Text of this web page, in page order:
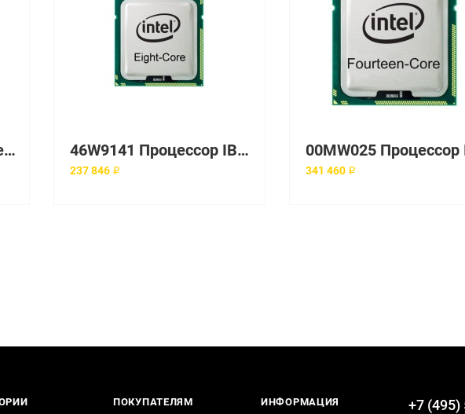
46W4372 Процессор Lenovo Intel Xeon Processor E5-2667 v2 8C 3.3GHz 25MB Cache 1866MHz 130W 46W9141 Процессор IBM Intel Xeon E5-2667 v2 3.3GHz
237 846 ₽ 341 460 ₽
ПОКУПАТЕЛЯМ ИНФОРМАЦИЯ +7 (495)